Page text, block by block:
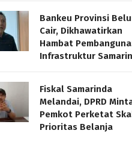
Bankeu Provinsi
Cair, Dikhawatirkan
Hambat
Infrastruktur
Fiskal Samarinda
Melandai, DPRD
Pemkot Perketat
Prioritas Belanja